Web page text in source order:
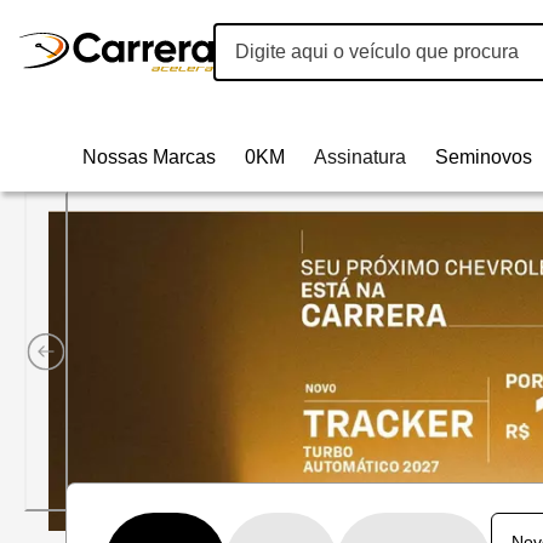
Nossas Marcas 0KM Assinatura Seminovos
Carrera Acelera Veículos |